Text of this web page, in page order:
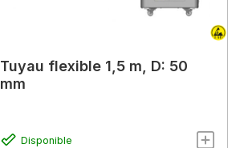
Tuyau flexible 1,5 m, D: 50
mm
Disponible